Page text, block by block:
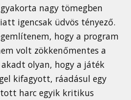
nagy tömegben
igencsak üdvös tényező.
hogy a program
volt zökkenőmentes a
olyan, hogy a játék
kifagyott, ráadásul egy
harc egyik kritikus